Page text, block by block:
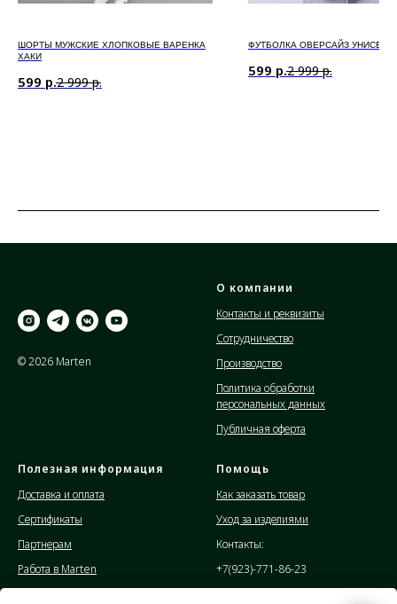
ШОРТЫ МУЖСКИЕ ХЛОПКОВЫЕ ВАРЕНКА
ХАКИ
599 р.2 999 р.
ФУТБОЛКА ОВЕРСАЙЗ УНИСЕКС
599 р.2 999 р.
© 2026 Marten
О компании
Контакты и реквизиты
Сотрудничество
Производство
Политика обработки
персональных данных
Публичная оферта
Полезная информация
Доставка и оплата
Сертификаты
Партнерам
Работа в Marten
Помощь
Как заказать товар
Уход за изделиями
Контакты:
+7(923)-771-86-23